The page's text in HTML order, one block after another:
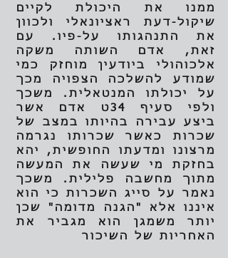
ממנו את היכולת לקיים
שיקול-דעת ראציונאלי ולכוון
את התנהגותו על-פיו. עם
זאת, אדם השותה משקה
אלכוהולי ביודעין מוחזק כמי
שמודע להשלכה הצפויה מכך
על יכולתו המנטאלית. משכך
ולפי סעיף 34ט אדם אשר
ביצע עבירה בהיותו במצב של
שכרות כאשר שכרותו נגרמה
מרצונו ומדעתו החופשית, יהא
בחזקת מי שעשה את המעשה
מתוך מחשבה פלילית. משכך
נאמר על סייג השכרות כי הוא
איננו אלא "הגנה מדומה" שכן
יותר משמגן הוא מגביר את
האחריות של השיכור